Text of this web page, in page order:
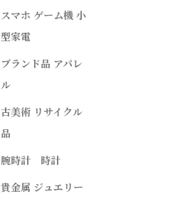
スマホ ゲーム機 小
型家電
ブランド品 アパレ
ル
古美術 リサイクル
品
腕時計 時計
貴金属 ジュエリー